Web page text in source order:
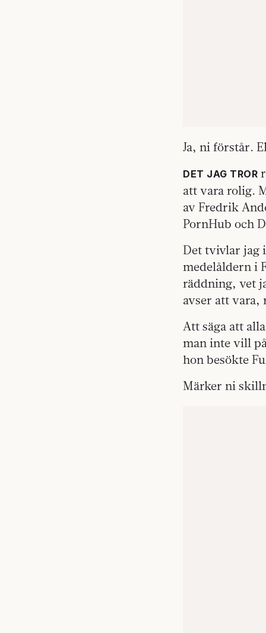
Ja, ni förstår.
DET JAG TROR
att vara rolig.
av Fredrik
PornHub och
Det tvivlar jag
medelåldern i
räddning, vet
avser att vara,
Att säga att
man inte vill
hon besökte
Märker ni